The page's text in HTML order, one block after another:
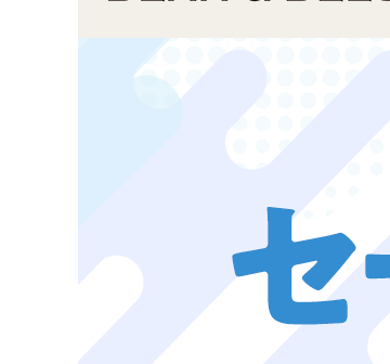
お知らせ
2025/9/24
2024/10/2